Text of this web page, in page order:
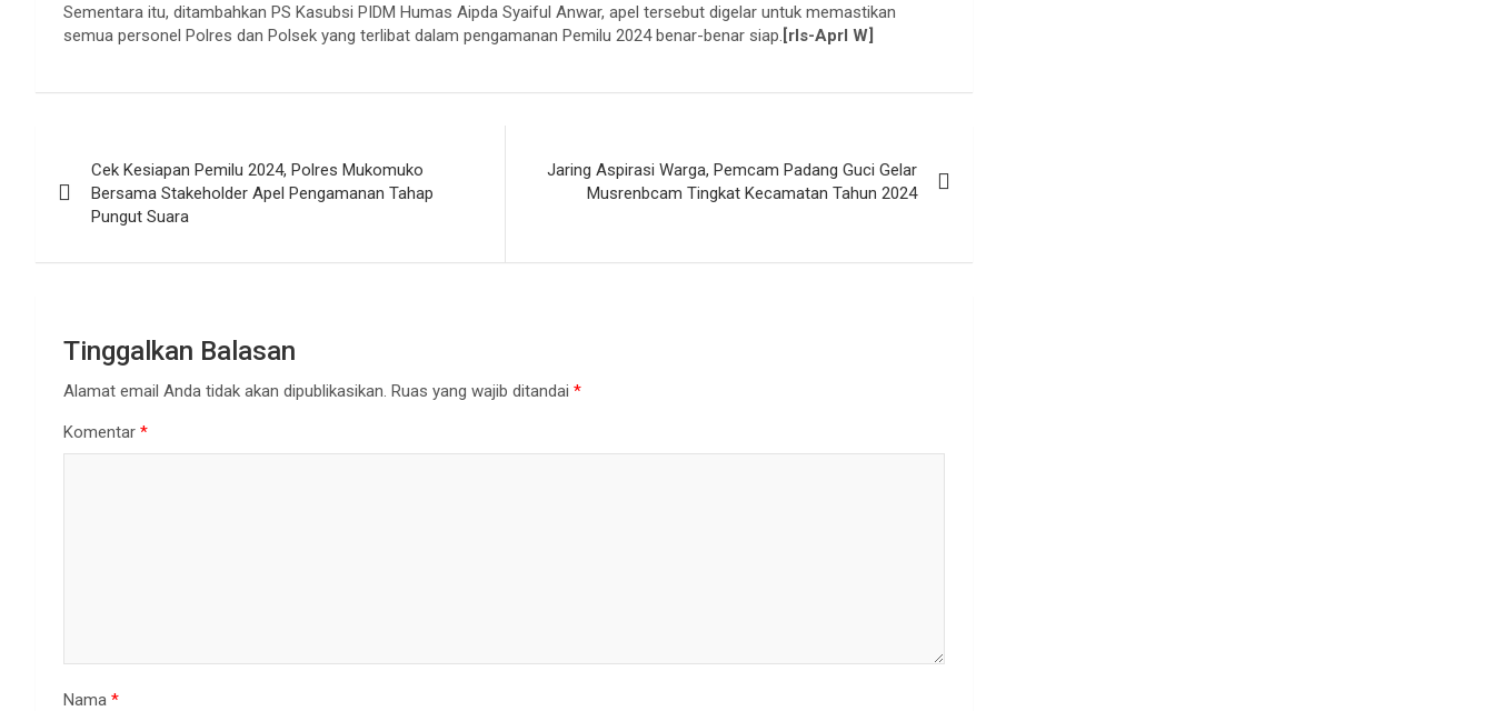
Sementara itu, ditambahkan PS Kasubsi PIDM Humas Aipda Syaiful Anwar, apel tersebut digelar untuk memastikan
semua personel Polres dan Polsek yang terlibat dalam pengamanan Pemilu 2024 benar-benar siap. [rls-Aprl W]
pos
Cek Kesiapan Pemilu 2024, Polres Mukomuko
Bersama Stakeholder Apel Pengamanan Tahap
Pungut Suara
Jaring Aspirasi Warga, Pemcam Padang Guci Gelar
Musrenbcam Tingkat Kecamatan Tahun 2024
Tinggalkan Balasan
Alamat email Anda tidak akan dipublikasikan. Ruas yang wajib ditandai *
Komentar *
Nama *